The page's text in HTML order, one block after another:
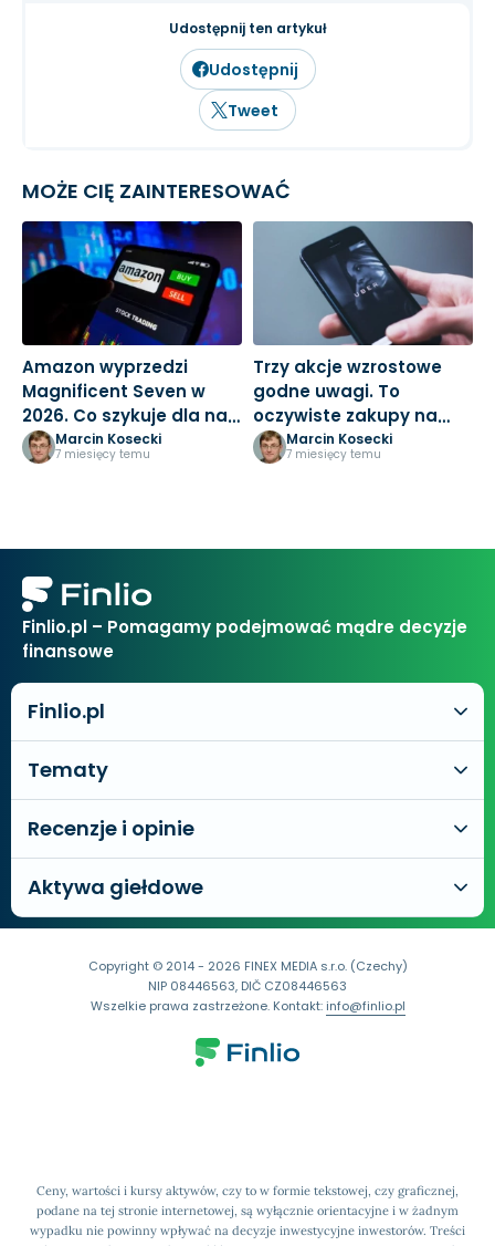
inwestowanie długoterminowe.
Udostępnij ten artykuł
Udostępnij
Tweet
MOŻE CIĘ ZAINTERESOWAĆ
Amazon wyprzedzi
Magnificent Seven w
2026. Co szykuje dla nas
Jeff Bezos?
Marcin Kosecki
7 miesięcy temu
Trzy akcje wzrostowe
godne uwagi. To
oczywiste zakupy na
nowy rok
Marcin Kosecki
7 miesięcy temu
Finlio.pl – Pomagamy podejmować mądre decyzje
finansowe
Finlio.pl
Tematy
Recenzje i opinie
Aktywa giełdowe
Ceny, wartości i kursy aktywów, czy to w formie tekstowej, czy graficznej,
podane na tej stronie internetowej, są wyłącznie orientacyjne i w żadnym
wypadku nie powinny wpływać na decyzje inwestycyjne inwestorów. Treści
Copyright © 2014 - 2026 FINEX MEDIA s.r.o. (Czechy)
NIP 08446563, DIČ CZ08446563
Wszelkie prawa zastrzeżone. Kontakt:info@finlio.pl